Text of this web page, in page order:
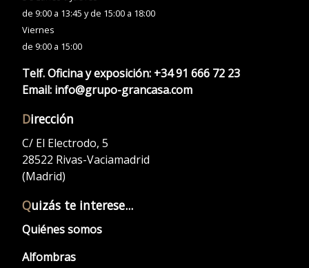
de 9:00 a 13:45 y de 15:00 a 18:00
Viernes
de 9:00 a 15:00
Telf. Oficina y exposición: +34 91 666 72 23
Email: info@grupo-grancasa.com
Dirección
C/ El Electrodo, 5
28522 Rivas-Vaciamadrid
(Madrid)
Quizás te interese...
Quiénes somos
Alfombras